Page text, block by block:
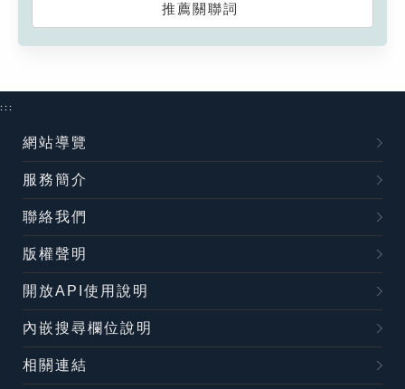
推薦關聯詞
:::
網站導覽
服務簡介
聯絡我們
版權聲明
開放API使用說明
內嵌搜尋欄位說明
相關連結